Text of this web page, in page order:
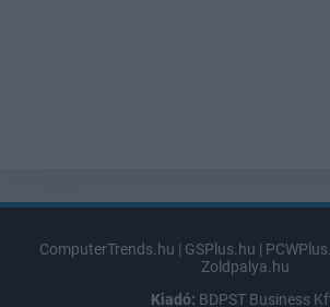
ComputerTrends.hu | GSPlus.hu |
Zoldpalya.hu
Kiadó: BDPST Business